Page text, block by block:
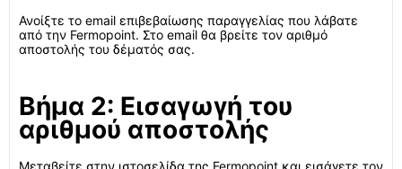
Ανοίξτε το email επιβεβαίωσης παραγγελίας που λάβατε
από την Fermopoint. Στο email θα βρείτε τον αριθμό
αποστολής του δέματός σας.
Βήμα 2: Εισαγωγή του
αριθμού αποστολής
Μεταβείτε στην ιστοσελίδα της Fermopoint και εισάγετε τον